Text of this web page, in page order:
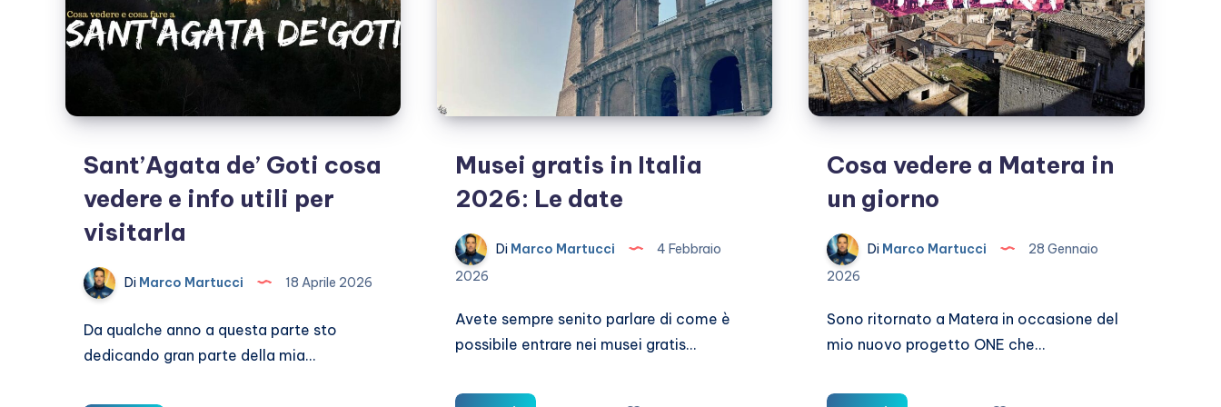
Sant’Agata de’ Goti cosa
vedere e info utili per
visitarla
Di Marco Martucci 18 Aprile 2026
Da qualche anno a questa parte sto
dedicando gran parte della mia…
Musei gratis in Italia
2026: Le date
Di Marco Martucci
4 Febbraio
2026
Avete sempre senito parlare di come è
possibile entrare nei musei gratis…
Cosa vedere a Matera in
un giorno
Di Marco Martucci
28 Gennaio
2026
Sono ritornato a Matera in occasione del
mio nuovo progetto ONE che…